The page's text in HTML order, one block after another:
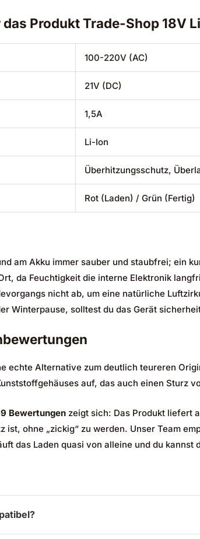
Produkt Trade-Shop 18V
100-220V (AC)
21V (DC)
1,5A
Li-Ion
Überhitzungsschutz,
Rot (Laden) / Grün (Fertig)
am Akku immer sauber und staubfrei; ein
da Feuchtigkeit die interne Elektronik
nicht ab, um eine natürliche
Winterpause, solltest du das Gerät
echte Alternative zum deutlich teureren
auf, das auch einen Sturz
Bewertungen zeigt sich: Das Produkt liefert
ist, ohne „zickig“ zu werden. Unser Team
das Laden quasi von alleine und du